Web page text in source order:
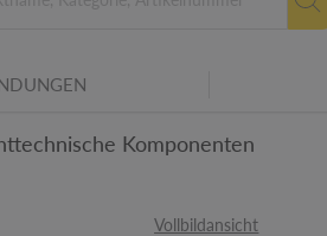
Komponenten
Vollbildansicht